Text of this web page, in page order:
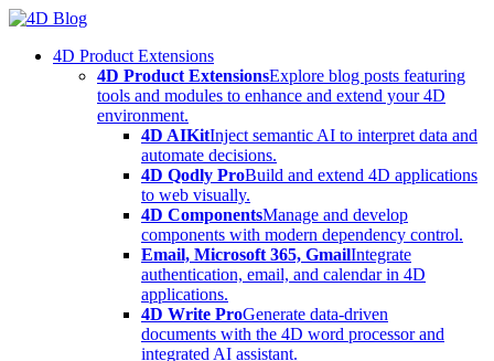
Skip
content4D Product Extensions
4D Product ExtensionsExplore blog posts featuring
tools and modules to enhance and extend your 4D
environment.
4D AIKitInject semantic AI to interpret data and
automate decisions.
4D Qodly ProBuild and extend 4D applications
to web visually.
4D ComponentsManage and develop
components with modern dependency control.
Email, Microsoft 365, GmailIntegrate
authentication, email, and calendar in 4D
applications.
4D Write ProGenerate data-driven
documents with the 4D word processor and
integrated AI assistant.